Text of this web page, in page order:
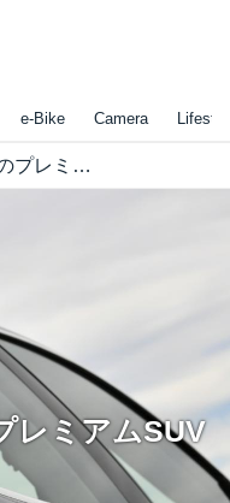
e-Bike Camera
マセラティ史上初のプレミアムSUV レヴァンテに乗る!
レミアムSUV